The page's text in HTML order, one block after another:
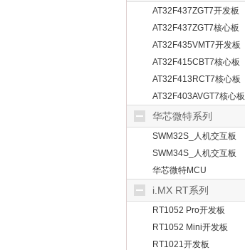
AT32F437ZGT7开发板
AT32F437ZGT7核心板
AT32F435VMT7开发板
AT32F415CBT7核心板
AT32F413RCT7核心板
AT32F403AVGT7核心板
华芯微特系列
SWM32S_人机交互板
SWM34S_人机交互板
华芯微特MCU
i.MX RT系列
RT1052 Pro开发板
RT1052 Mini开发板
RT1021开发板